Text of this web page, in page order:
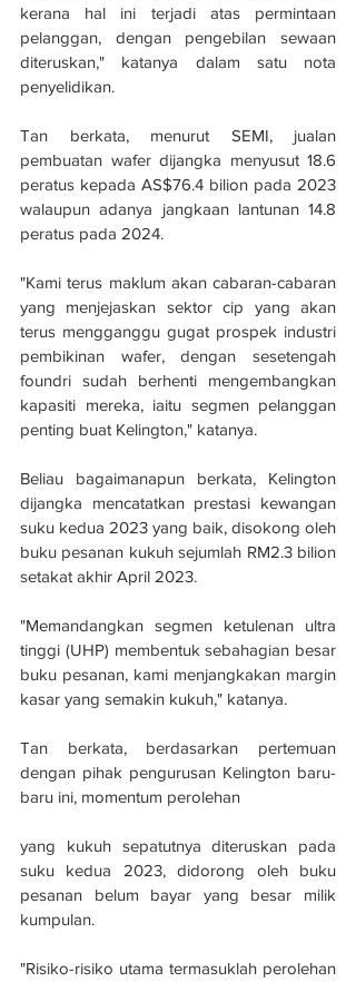
kerana hal ini terjadi atas permintaan
pelanggan, dengan pengebilan sewaan
diteruskan," katanya dalam satu nota
penyelidikan.
Tan berkata, menurut SEMI, jualan
pembuatan wafer dijangka menyusut 18.6
peratus kepada AS$76.4 bilion pada 2023
walaupun adanya jangkaan lantunan 14.8
peratus pada 2024.
"Kami terus maklum akan cabaran-cabaran
yang menjejaskan sektor cip yang akan
terus mengganggu gugat prospek industri
pembikinan wafer, dengan sesetengah
foundri sudah berhenti mengembangkan
kapasiti mereka, iaitu segmen pelanggan
penting buat Kelington," katanya.
Beliau bagaimanapun berkata, Kelington
dijangka mencatatkan prestasi kewangan
suku kedua 2023 yang baik, disokong oleh
buku pesanan kukuh sejumlah RM2.3 bilion
setakat akhir April 2023.
"Memandangkan segmen ketulenan ultra
tinggi (UHP) membentuk sebahagian besar
buku pesanan, kami menjangkakan margin
kasar yang semakin kukuh," katanya.
Tan berkata, berdasarkan pertemuan
dengan pihak pengurusan Kelington baru-
baru ini, momentum perolehan
yang kukuh sepatutnya diteruskan pada
suku kedua 2023, didorong oleh buku
pesanan belum bayar yang besar milik
kumpulan.
"Risiko-risiko utama termasuklah perolehan